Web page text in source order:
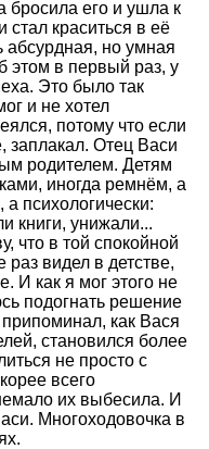
его и ушла к
стал краситься в её
но умная
этом в первый раз, у
Это было так
и не хотел
потому что если
заплакал. Отец Васи
родителем. Детям
иногда ремнём, а
психологически:
книги, унижали...
что в той спокойной
видел в детстве,
И как я мог этого не
подогнать решение
как Вася
становился более
не просто с
всего
их выбесила. И
Многоходовочка в